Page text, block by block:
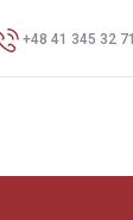
+48 41 345 32 71